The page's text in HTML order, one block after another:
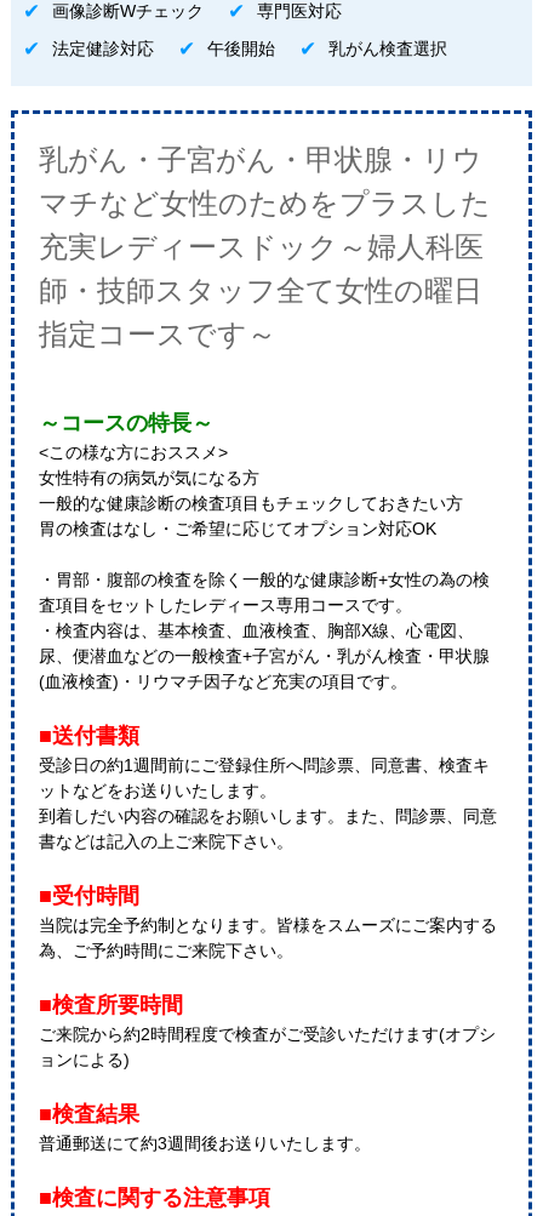
画像診断Wチェック
専門医対応
法定健診対応
午後開始 乳がん検査選択
乳がん・子宮がん・甲状腺・リウ
マチなど女性のためをプラスした
充実レディースドック～婦人科医
師・技師スタッフ全て女性の曜日
指定コースです～
～コースの特長～
<この様な方におススメ>
女性特有の病気が気になる方
一般的な健康診断の検査項目もチェックしておきたい方
胃の検査はなし・ご希望に応じてオプション対応OK
・胃部・腹部の検査を除く一般的な健康診断+女性の為の検
査項目をセットしたレディース専用コースです。
・検査内容は、基本検査、血液検査、胸部X線、心電図、
尿、便潜血などの一般検査+子宮がん・乳がん検査・甲状腺
(血液検査)・リウマチ因子など充実の項目です。
■送付書類
受診日の約1週間前にご登録住所へ問診票、同意書、検査キ
ットなどをお送りいたします。
到着しだい内容の確認をお願いします。また、問診票、同意
書などは記入の上ご来院下さい。
■受付時間
当院は完全予約制となります。皆様をスムーズにご案内する
為、ご予約時間にご来院下さい。
■検査所要時間
ご来院から約2時間程度で検査がご受診いただけます(オプシ
ョンによる)
■検査結果
普通郵送にて約3週間後お送りいたします。
■検査に関する注意事項